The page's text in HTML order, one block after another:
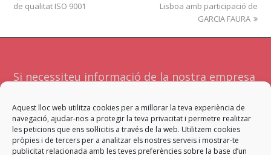
Aquest lloc web utilitza cookies per a millorar la teva experiència de
navegació, ajudar-nos a protegir la teva privacitat i permetre realitzar
les peticions que ens sol·licitis a través de la web. Utilitzem cookies
pròpies i de tercers per a analitzar els nostres serveis i mostrar-te
publicitat relacionada amb les teves preferències sobre la base d’un
de qualitat ISO 9001
Lisboa amb participació de
GARCIA FAURA
Si necessiteu informació de la nostra empresa
nosaltres. Atendrà la vostra sol·licitud l'equip
més adient per a facilitar-vos una resposta
satisfactòria.